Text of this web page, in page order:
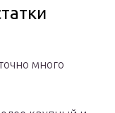
много